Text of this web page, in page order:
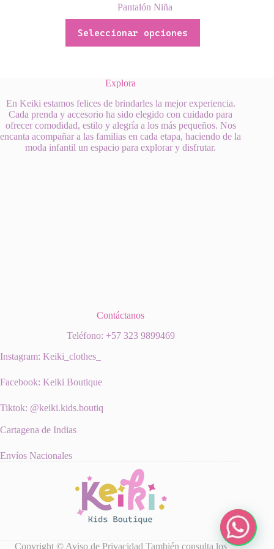
precio
original
$54,000,00.
precio
actual
$45,000,00.
Pantalón Niña
Seleccionar opciones
producto
tiene
Las
se
pueden
elegir
en
la
Explora
En Keiki estamos felices de brindarles la mejor experiencia.
Cada prenda y accesorio ha sido elegido con cuidado para
ofrecer comodidad, estilo y alegría a los más pequeños. Nos
encanta acompañar a las familias en cada etapa, haciendo de la
moda infantil un espacio para explorar y disfrutar.
Contáctanos
Teléfono: +57 323 9899469
Instagram: Keiki_clothes_
Facebook: Keiki Boutique
Tiktok: @keiki.kids.boutiq
Cartagena de Indias
Envíos Nacionales
Copyright © Aviso de Privacidad También consulta los